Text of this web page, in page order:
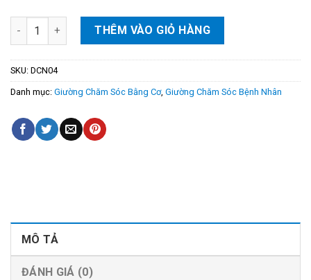
Giường Y Tế 4 Tay Quay Nghiêng Trái Phải NKT - DCN04 số
THÊM VÀO GIỎ HÀNG
SKU: DCN04
Danh mục: Giường Chăm Sóc Bằng Cơ, Giường Chăm Sóc Bệnh Nhân
MÔ TẢ
ĐÁNH GIÁ (0)